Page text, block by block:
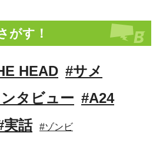
がす！
HEAD #サメ
タビュー #A24
実話 #ゾンビ